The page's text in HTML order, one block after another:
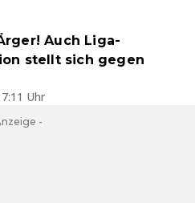
Auch Liga-
stellt sich gegen
Uhr
-